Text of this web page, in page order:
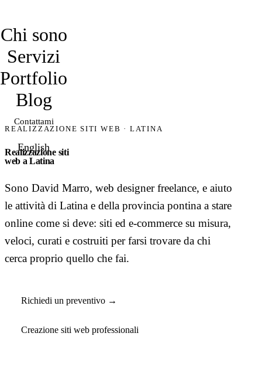
Chi sono
Servizi
Portfolio
Blog
Contattami
English
REALIZZAZIONE SITI WEB · LATINA
Realizzazione siti
web a Latina
Sono David Marro, web designer freelance, e aiuto
le attività di Latina e della provincia pontina a stare
online come si deve: siti ed e-commerce su misura,
veloci, curati e costruiti per farsi trovare da chi
cerca proprio quello che fai.
Richiedi un preventivo →
Creazione siti web professionali